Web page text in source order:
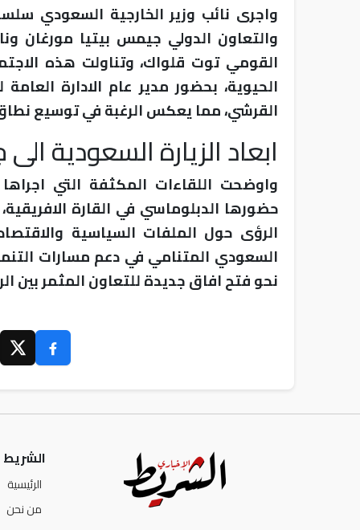
واجرى نائب وزير الخارجية السعودي
والتعاون الدولي جيمس بيتيا مورغان
القومي توت قلواك، وتناولت هذه
الحيوية، بحضور مدير عام الادارة
القرشي، مما يعكس الرغبة في توسيع
ابعاد الزيارة السعودية
واوضحت اللقاءات المكثفة التي
حضورها الدبلوماسي في القارة
الرؤى حول الملفات السياسية
السعودي المتنامي في دعم مسارات
نحو فتح افاق جديدة للتعاون المثمر بين
الشريط
الرئيسية
من نحن